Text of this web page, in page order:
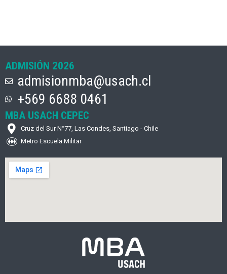
ADMISIÓN 2026
admisionmba@usach.cl
+569 6688 0461
MBA USACH CEPEC
Cruz del Sur N°77, Las Condes, Santiago - Chile
Metro Escuela Militar